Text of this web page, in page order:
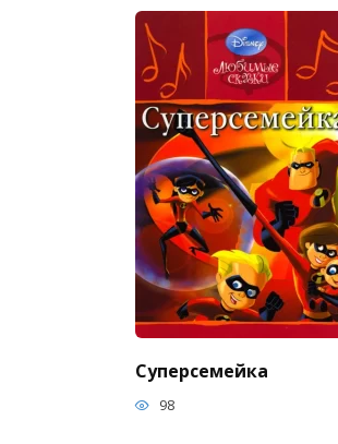
Суперсемейка
98